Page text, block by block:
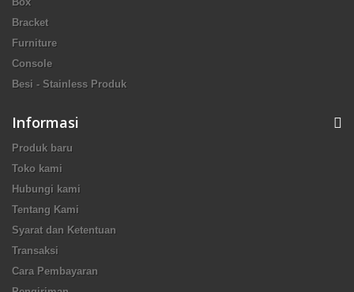
Bracket
Furniture
Console
Besi - Stainless Produk
Informasi
Produk baru
Toko kami
Hubungi kami
Tentang Kami
Syarat dan Ketentuan
Transaksi
Cara Pembayaran